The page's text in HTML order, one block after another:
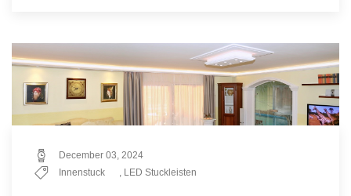
December 03, 2024
Innenstuck
, LED Stuckleisten